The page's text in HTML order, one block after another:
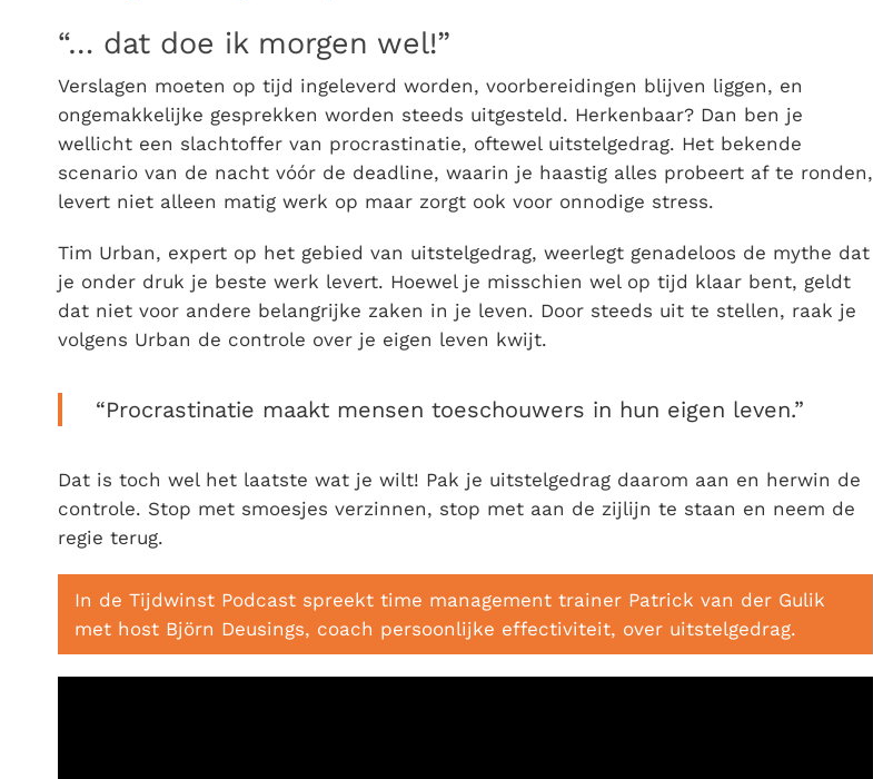
“… dat doe ik morgen wel!”
Verslagen moeten op tijd ingeleverd worden, voorbereidingen blijven liggen, en
ongemakkelijke gesprekken worden steeds uitgesteld. Herkenbaar? Dan ben je
wellicht een slachtoffer van procrastinatie, oftewel uitstelgedrag. Het bekende
scenario van de nacht vóór de deadline, waarin je haastig alles probeert af te ronden,
levert niet alleen matig werk op maar zorgt ook voor onnodige stress.
Tim Urban, expert op het gebied van uitstelgedrag, weerlegt genadeloos de mythe dat
je onder druk je beste werk levert. Hoewel je misschien wel op tijd klaar bent, geldt
dat niet voor andere belangrijke zaken in je leven. Door steeds uit te stellen, raak je
volgens Urban de controle over je eigen leven kwijt.
“Procrastinatie maakt mensen toeschouwers in hun eigen leven.”
Dat is toch wel het laatste wat je wilt! Pak je uitstelgedrag daarom aan en herwin de
controle. Stop met smoesjes verzinnen, stop met aan de zijlijn te staan en neem de
regie terug.
In de Tijdwinst Podcast spreekt time management trainer Patrick van der Gulik
met host Björn Deusings, coach persoonlijke effectiviteit, over uitstelgedrag.